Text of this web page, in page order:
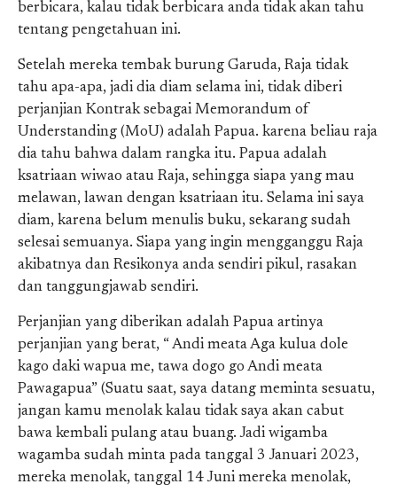
berbicara, kalau tidak berbicara anda tidak akan tahu
tentang pengetahuan ini.
Setelah mereka tembak burung Garuda, Raja tidak
tahu apa-apa, jadi dia diam selama ini, tidak diberi
perjanjian Kontrak sebagai Memorandum of
Understanding (MoU) adalah Papua. karena beliau raja
dia tahu bahwa dalam rangka itu. Papua adalah
ksatriaan wiwao atau Raja, sehingga siapa yang mau
melawan, lawan dengan ksatriaan itu. Selama ini saya
diam, karena belum menulis buku, sekarang sudah
selesai semuanya. Siapa yang ingin mengganggu Raja
akibatnya dan Resikonya anda sendiri pikul, rasakan
dan tanggungjawab sendiri.
Perjanjian yang diberikan adalah Papua artinya
perjanjian yang berat, “ Andi meata Aga kulua dole
kago daki wapua me, tawa dogo go Andi meata
Pawagapua” (Suatu saat, saya datang meminta sesuatu,
jangan kamu menolak kalau tidak saya akan cabut
bawa kembali pulang atau buang. Jadi wigamba
wagamba sudah minta pada tanggal 3 Januari 2023,
mereka menolak, tanggal 14 Juni mereka menolak,